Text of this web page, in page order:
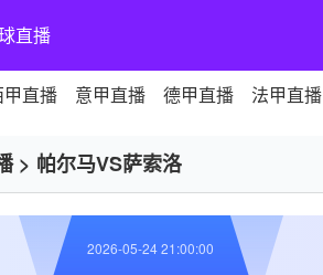
直播
甲直播 意甲直播 德甲直播 法甲直播
> 帕尔马VS萨索洛
2026-05-24 21:00:00